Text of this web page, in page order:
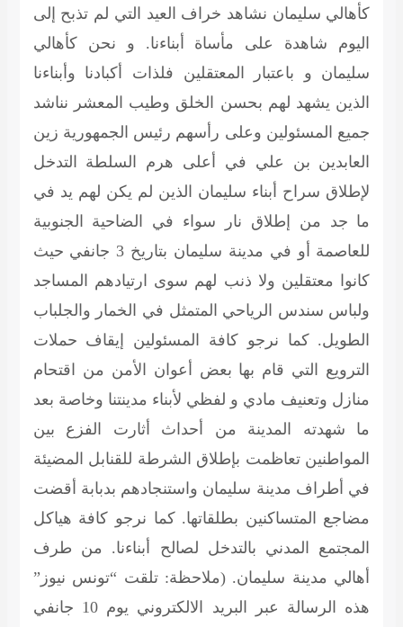
كأهالي سليمان نشاهد خراف العيد التي لم تذبح إلى
اليوم شاهدة على مأساة أبناءنا. و نحن كأهالي
سليمان و باعتبار المعتقلين فلذات أكبادنا وأبناءنا
الذين يشهد لهم بحسن الخلق وطيب المعشر نناشد
جميع المسئولين وعلى رأسهم رئيس الجمهورية زين
العابدين بن علي في أعلى هرم السلطة التدخل
لإطلاق سراح أبناء سليمان الذين لم يكن لهم يد في
ما جد من إطلاق نار سواء في الضاحية الجنوبية
للعاصمة أو في مدينة سليمان بتاريخ 3 جانفي حيث
كانوا معتقلين ولا ذنب لهم سوى ارتيادهم المساجد
ولباس سندس الرياحي المتمثل في الخمار والجلباب
الطويل. كما نرجو كافة المسئولين إيقاف حملات
الترويع التي قام بها بعض أعوان الأمن من اقتحام
منازل وتعنيف مادي و لفظي لأبناء مدينتنا وخاصة بعد
ما شهدته المدينة من أحداث أثارت الفزع بين
المواطنين تعاظمت بإطلاق الشرطة للقنابل المضيئة
في أطراف مدينة سليمان واستنجادهم بدبابة أقضت
مضاجع المتساكنين بطلقاتها. كما نرجو كافة هياكل
المجتمع المدني بالتدخل لصالح أبناءنا. من طرف
أهالي مدينة سليمان. (ملاحظة: تلقت “تونس نيوز”
هذه الرسالة عبر البريد الالكتروني يوم 10 جانفي